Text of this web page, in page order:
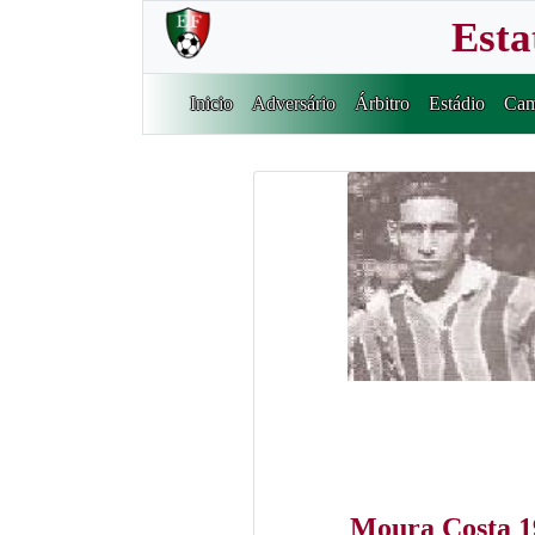
Inicio Adversário Árbitro Estádio
Moura Costa